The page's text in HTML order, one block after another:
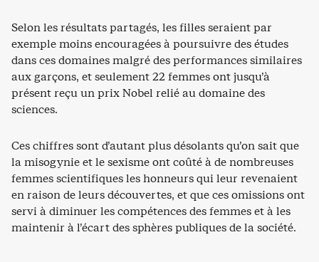
Selon les résultats partagés, les filles seraient par
exemple moins encouragées à poursuivre des études
dans ces domaines malgré des performances similaires
aux garçons, et seulement 22 femmes ont jusqu’à
présent reçu un prix Nobel relié au domaine des
sciences.
Ces chiffres sont d’autant plus désolants qu’on sait que
la misogynie et le sexisme ont coûté à de nombreuses
femmes scientifiques les honneurs qui leur revenaient
en raison de leurs découvertes, et que ces omissions ont
servi à diminuer les compétences des femmes et à les
maintenir à l’écart des sphères publiques de la société.